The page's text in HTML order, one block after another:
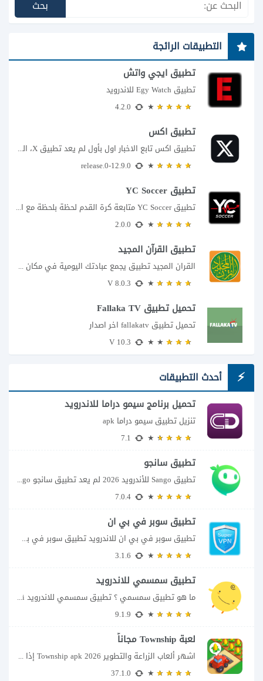
التطبيقات الرائجة
تطبيق ايجي واتش
تطبيق Egy Watch للاندرويد
تطبيق اكس
تطبيق اكس تابع الاخبار اول بأول لم يعد تطبيق X، المعروف سابقا باسم تويتر،...
تطبيق YC Soccer
تطبيق YC Soccer متابعة كرة القدم لحظة بلحظة مع اقتراب مباراة مصر والأرجنتين في...
تطبيق القرآن المجيد
القران المجيد تطبيق يجمع عبادتك اليومية في مكان واحد إذا كنت تبحث عن تطبيق...
تحميل تطبيق Fallaka TV
تحميل تطبيق fallakatv اخر اصدار
أحدث التطبيقات
تحميل برنامج سيمو دراما للاندرويد
تنزيل تطبيق سيمو دراما apk
تطبيق سانجو
تطبيق Sango للأندرويد 2026 لم يعد تطبيق سانجو Sango مجرد مساحة لإرسال الرسائل أو...
تطبيق سوبر في بي ان
تطبيق سوبر في بي ان للاندرويد تطبيق سوبر في بي ان من تطبيقات الشبكات...
تطبيق سمسمي للاندرويد
ما هو تطبيق سمسمي ؟ تطبيق سمسمي للاندرويد SimSimi هو برنامج دردشة افتراضية يسمح...
لعبة Township مجاناً
اشهر ألعاب الزراعة والتطوير Township apk 2026 إذا كنت تحب ألعاب الزراعة وبناء المدن،...